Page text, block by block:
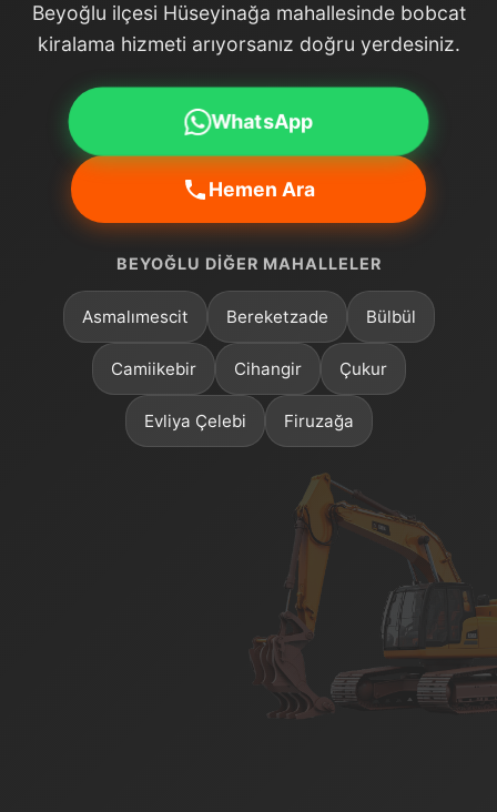
Beyoğlu ilçesi Hüseyinağa mahallesinde bobcat
kiralama hizmeti arıyorsanız doğru yerdesiniz.
WhatsApp
Hemen Ara
BEYOĞLU DIĞER MAHALLELER
Asmalımescit Bereketzade Bülbül
Camiikebir Cihangir Çukur
Evliya Çelebi Firuzağa